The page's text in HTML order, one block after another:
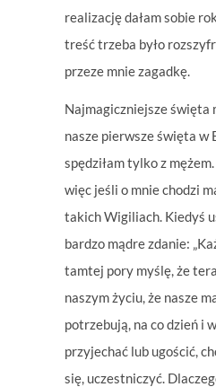
realizację dałam sobie
treść trzeba było
przeze mnie zagadkę.
Najmagiczniejsze święta
nasze pierwsze święta w
spędziłam tylko z
więc jeśli o mnie chodzi
takich Wigiliach. Kiedyś
bardzo mądre zdanie:
tamtej pory myślę, że
naszym życiu, że nasze
potrzebują, na co dzień i
przyjechać lub ugościć,
się, uczestniczyć.